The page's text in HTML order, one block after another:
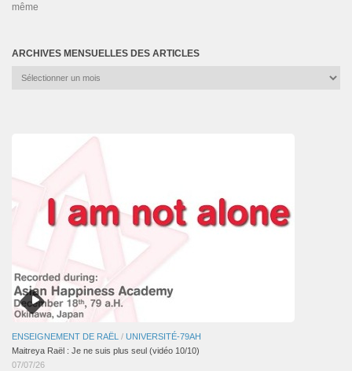
même
ARCHIVES MENSUELLES DES ARTICLES
Archives
ENSEIGNEMENT DE RAËL / UNIVERSITÉ-79AH
Maitreya Raël : Je ne suis plus seul (vidéo 10/10)
07/07/26